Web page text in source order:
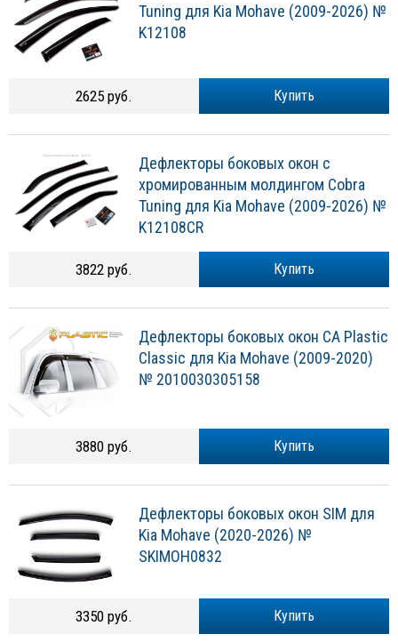
Tuning для Kia Mohave (2009-2026) №
K12108
Купить
2625 руб.
Дефлекторы боковых окон с
хромированным молдингом Cobra
Tuning для Kia Mohave (2009-2026) №
K12108CR
Купить
3822 руб.
Дефлекторы боковых окон CA Plastic
Classic для Kia Mohave (2009-2020)
№ 2010030305158
Купить
3880 руб.
Дефлекторы боковых окон SIM для
Kia Mohave (2020-2026) №
SKIMOH0832
Купить
3350 руб.